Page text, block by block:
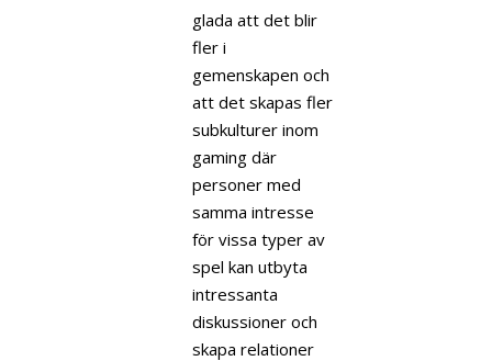
glada att det blir
fler i
gemenskapen och
att det skapas fler
subkulturer inom
gaming där
personer med
samma intresse
för vissa typer av
spel kan utbyta
intressanta
diskussioner och
skapa relationer